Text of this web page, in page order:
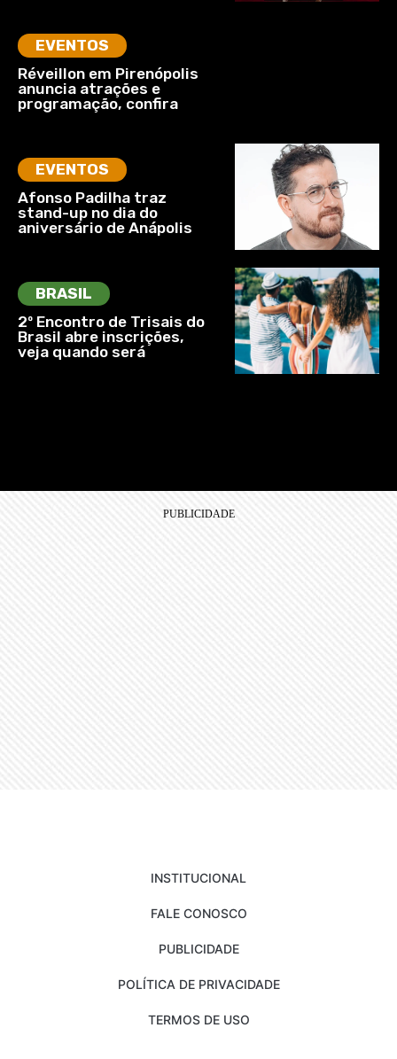
EVENTOS
Réveillon em Pirenópolis
anuncia atrações e
programação, confira
EVENTOS
Afonso Padilha traz
stand-up no dia do
aniversário de Anápolis
BRASIL
2º Encontro de Trisais do
Brasil abre inscrições,
veja quando será
INSTITUCIONAL
FALE CONOSCO
PUBLICIDADE
POLÍTICA DE PRIVACIDADE
TERMOS DE USO